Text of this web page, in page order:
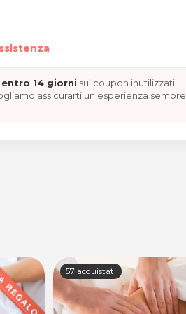
14 giorni sui coupon inutilizzati.
assicurarti un'esperienza sempre
57 acquistati